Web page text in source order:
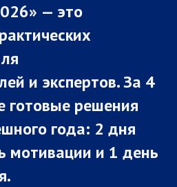
— это
и экспертов. За 4
готовые решения
года: 2 дня
мотивации и 1 день